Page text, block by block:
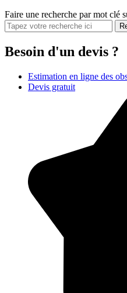
Faire une recherche par mot clé
Besoin d'un devis ?
Estimation en ligne des
Devis gratuit